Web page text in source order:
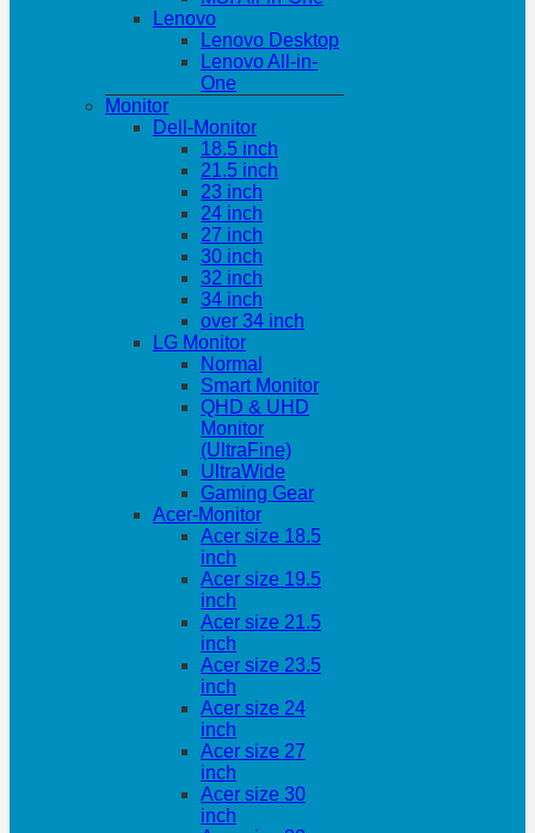
Lenovo
Lenovo Desktop
Lenovo All-in-
One
Monitor
Dell-Monitor
18.5 inch
21.5 inch
23 inch
24 inch
27 inch
30 inch
32 inch
34 inch
over 34 inch
LG Monitor
Normal
Smart Monitor
QHD & UHD
Monitor
(UltraFine)
UltraWide
Gaming Gear
Acer-Monitor
Acer size 18.5
inch
Acer size 19.5
inch
Acer size 21.5
inch
Acer size 23.5
inch
Acer size 24
inch
Acer size 27
inch
Acer size 30
inch